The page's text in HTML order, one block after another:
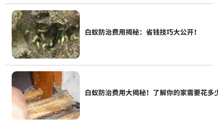
白蚁防治费用揭秘：省钱技巧大公开！
白蚁防治费用大揭秘！了解你的家需要花多